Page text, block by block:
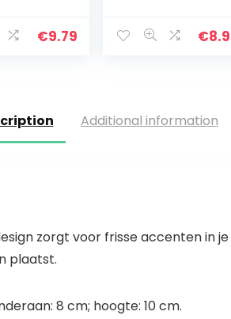
€9.79
plantenbak met
€
Additional information
zorgt voor frisse accenten in
plaatst.
8 cm; hoogte: 10 cm.